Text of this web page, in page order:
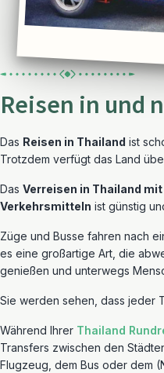
Reisen in und
Das Reisen in Thailand ist
Trotzdem verfügt das Land
Das Verreisen in Thailand
Verkehrsmitteln ist günstig
Züge und Busse fahren nach
es eine großartige Art, die
genießen und unterwegs
Sie werden sehen, dass jeder
Während Ihrer Thailand
Transfers zwischen den
Flugzeug, dem Bus oder dem